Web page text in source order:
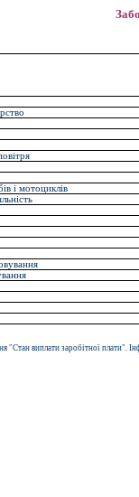
і мотоциклів
"Стан виплати заробітної